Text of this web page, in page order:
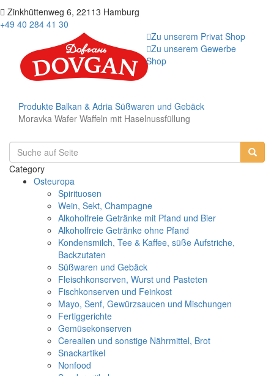
Zinkhüttenweg 6, 22113 Hamburg
+49 40 284 41 30
Zu unserem Privat Shop
Zu unserem Gewerbe
Shop
Produkte Balkan & Adria Süßwaren und Gebäck
Moravka Wafer Waffeln mit Haselnussfüllung
Category
Osteuropa
Spirituosen
Wein, Sekt, Champagne
Alkoholfreie Getränke mit Pfand und Bier
Alkoholfreie Getränke ohne Pfand
Kondensmilch, Tee & Kaffee, süße Aufstriche,
Backzutaten
Süßwaren und Gebäck
Fleischkonserven, Wurst und Pasteten
Fischkonserven und Feinkost
Mayo, Senf, Gewürzsaucen und Mischungen
Fertiggerichte
Gemüsekonserven
Cerealien und sonstige Nährmittel, Brot
Snackartikel
Nonfood